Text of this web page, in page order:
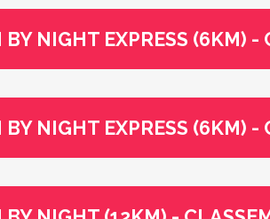
BY NIGHT EXPRESS (6KM) -
NIGHT EXPRESS (6KM) -